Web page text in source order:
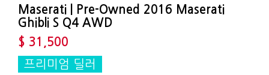
Maserati | Pre-Owned 2016 Maserati
Ghibli S Q4 AWD
$ 31,500
프리미엄 딜러